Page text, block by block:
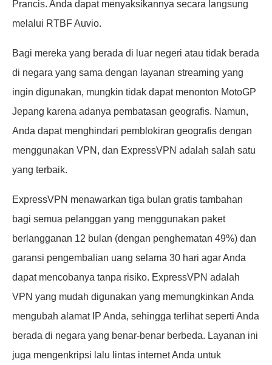
Prancis. Anda dapat menyaksikannya secara langsung
melalui RTBF Auvio.
Bagi mereka yang berada di luar negeri atau tidak berada
di negara yang sama dengan layanan streaming yang
ingin digunakan, mungkin tidak dapat menonton MotoGP
Jepang karena adanya pembatasan geografis. Namun,
Anda dapat menghindari pemblokiran geografis dengan
menggunakan VPN, dan ExpressVPN adalah salah satu
yang terbaik.
ExpressVPN menawarkan tiga bulan gratis tambahan
bagi semua pelanggan yang menggunakan paket
berlangganan 12 bulan (dengan penghematan 49%) dan
garansi pengembalian uang selama 30 hari agar Anda
dapat mencobanya tanpa risiko. ExpressVPN adalah
VPN yang mudah digunakan yang memungkinkan Anda
mengubah alamat IP Anda, sehingga terlihat seperti Anda
berada di negara yang benar-benar berbeda. Layanan ini
juga mengenkripsi lalu lintas internet Anda untuk